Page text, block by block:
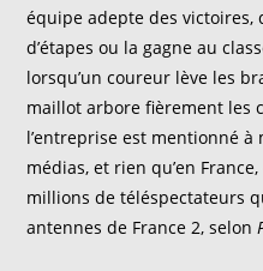
équipe adepte des victoires,
d’étapes ou la gagne au
lorsqu’un coureur lève les
maillot arbore fièrement les
l’entreprise est mentionné
médias, et rien qu’en
millions de téléspectateurs
antennes de France 2, selon